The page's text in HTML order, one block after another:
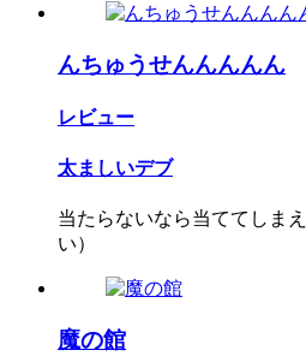
んちゅうせんんんんん
レビュー
太ましいデブ
当たらないなら当ててしま
い）
魔の館